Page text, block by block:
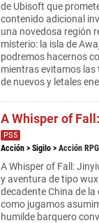
de Ubisoft que
contenido adicional
una novedosa región
misterio: la isla de
podremos hacernos
mientras evitamos
de nuevos y letales
A Whisper of
PS5
Acción > Sigilo > Acción RPG
A Whisper of Fall:
y aventura de tipo
decadente China de
como jugamos
humilde barquero